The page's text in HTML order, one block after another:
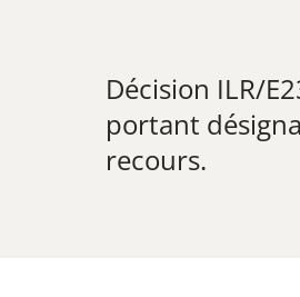
Décision ILR/
​portant
recours.